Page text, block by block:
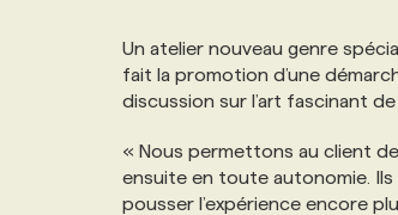
PRIX ET DISTINCTIONS
GEO/SEO
NOS AUTEUR‧RICES
FAQ
FORMATIONS PERSONNALISÉES
POURQUOI CHOISIR NOS
NOS TARIFS
Un atelier nouveau genre
fait la promotion d’une
discussion sur l’art fascinant
« Nous permettons au client
ensuite en toute autonomie.
pousser l’expérience encore